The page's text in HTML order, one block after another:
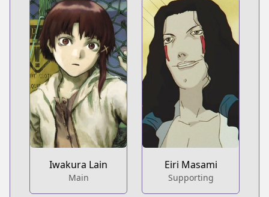
Iwakura Lain
Main
Eiri Masami
Supporting